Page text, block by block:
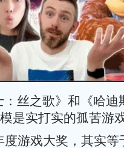
：丝之歌》和《哈
是实打实的孤苦游
度游戏大奖，其实